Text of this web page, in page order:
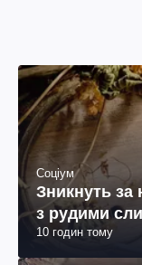
Соціум
Зникнуть за
з рудими
10 годин тому